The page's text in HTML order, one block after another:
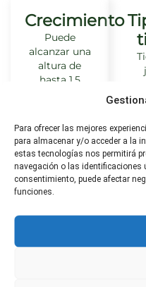
Para ofrecer las mejores
para almacenar y/o acceder a la
estas tecnologías nos permitirá
navegación o las identificaciones
consentimiento, puede afectar
funciones.
Crecimiento
Puede
alcanzar una
altura de
hasta 1.5
ideales.
Distancia
45 cm